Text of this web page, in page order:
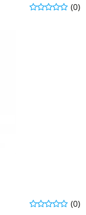
(0)
(0)